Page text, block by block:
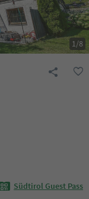
1/8
Südtirol Guest Pass